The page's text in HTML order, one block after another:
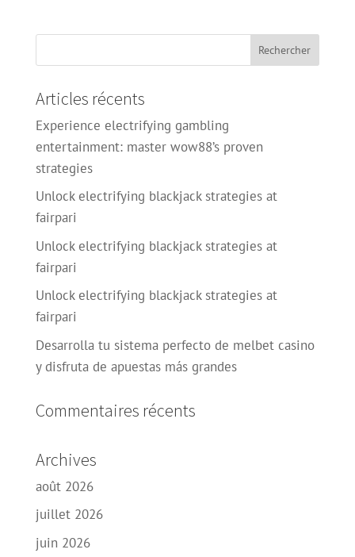
Articles récents
Experience electrifying gambling
entertainment: master wow88’s proven
strategies
Unlock electrifying blackjack strategies at
fairpari
Unlock electrifying blackjack strategies at
fairpari
Unlock electrifying blackjack strategies at
fairpari
Desarrolla tu sistema perfecto de melbet casino
y disfruta de apuestas más grandes
Commentaires récents
Archives
août 2026
juillet 2026
juin 2026